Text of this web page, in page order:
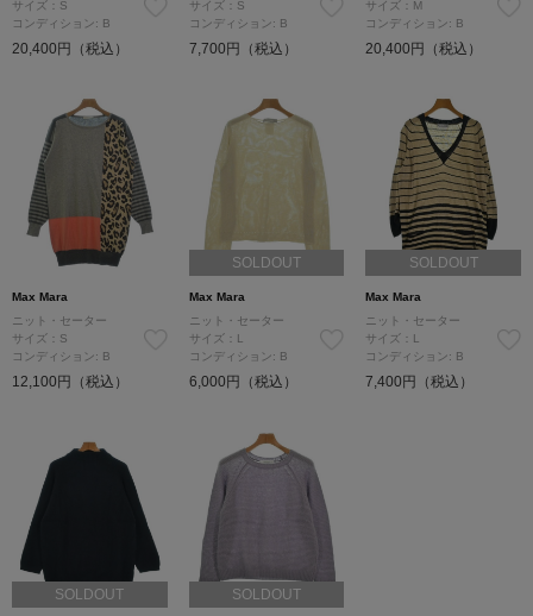
サイズ：S
コンディション: B
20,400円（税込）
サイズ：S
コンディション: B
7,700円（税込）
サイズ：M
コンディション: B
20,400円（税込）
Max Mara
ニット・セーター
サイズ：S
コンディション: B
12,100円（税込）
SOLDOUT
Max Mara
ニット・セーター
サイズ：L
コンディション: B
6,000円（税込）
SOLDOUT
Max Mara
ニット・セーター
サイズ：L
コンディション: B
7,400円（税込）
SOLDOUT SOLDOUT